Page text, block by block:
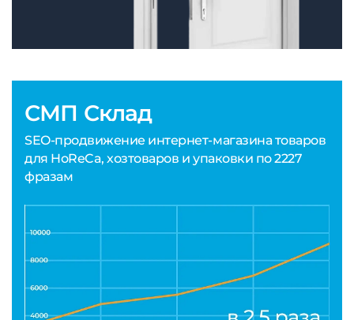
СМП Склад
SEO-продвижение интернет-магазина товаров
для HoReCa, хозтоваров и упаковки по 2227
фразам